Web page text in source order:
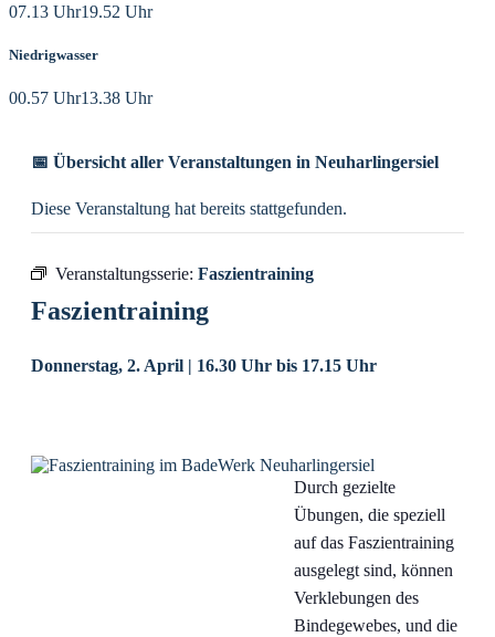
07.13 Uhr19.52 Uhr
Niedrigwasser
00.57 Uhr13.38 Uhr
📅 Übersicht aller Veranstaltungen in Neuharlingersiel
Diese Veranstaltung hat bereits stattgefunden.
Veranstaltungsserie: Faszientraining
Faszientraining
Donnerstag, 2. April | 16.30 Uhr bis 17.15 Uhr
Durch gezielte
Übungen, die speziell
auf das Faszientraining
ausgelegt sind, können
Verklebungen des
Bindegewebes, und die